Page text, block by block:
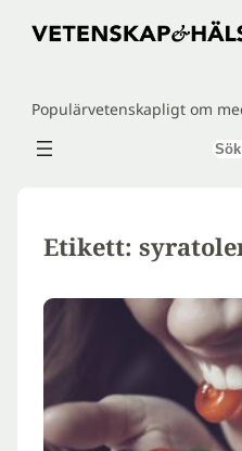
Hoppa
Populärvetenskapligt om
Sök
Etikett: